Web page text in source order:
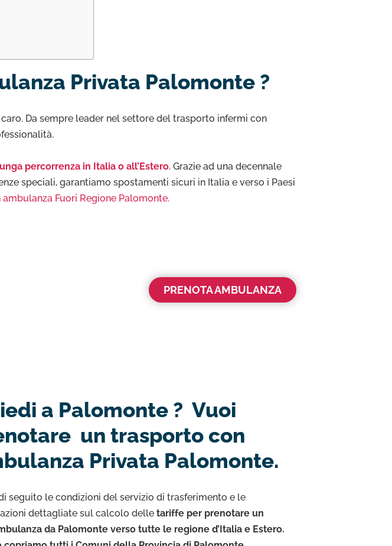
Privata Palomonte ?
Da sempre leader nel settore del trasporto infermi con
percorrenza in Italia o all’Estero. Grazie ad una decennale
speciali, garantiamo spostamenti sicuri in Italia e verso i Paesi
Fuori Regione Palomonte.
PRENOTA AMBULANZA
a Palomonte ? Vuoi
un trasporto con
Privata Palomonte.
seguito le condizioni del servizio di trasferimento e le
dettagliate sul calcolo delletariffe per prenotare un
da Palomonte verso tutte le regione d’Italia e Estero.